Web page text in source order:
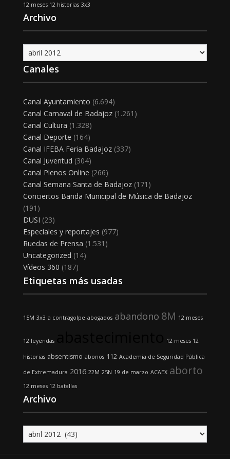
12 meses 12 historias 3x3
Archivo
Archivo
Canales
Canal Ayuntamiento (6.694)
Canal Carnaval de Badajoz(1.261)
Canal Cultura (1.328)
Canal Deporte (164)
Canal IFEBA Feria Badajoz(337)
Canal Juventud (304)
Canal Plenos Online (266)
Canal Semana Santa de Badajoz(171)
Conciertos Banda Municipal de Música de Badajoz
(191)
DUSI (23)
Especiales y reportajes (977)
Ruedas de Prensa (1.531)
Uncategorized (14)
Vídeos 360 (187)
Etiquetas más usadas
15M 3x3 a contragolpe abogados abandono 8M 12 meses
12 leyendas 12 meses 12
historias absentismo abonos 112 Academia de Seguridad Pública
de Extremadura 2016 22M 25N 19 de marzo ACAEX aborto
12 meses 12 batallas
Archivo
Archivo